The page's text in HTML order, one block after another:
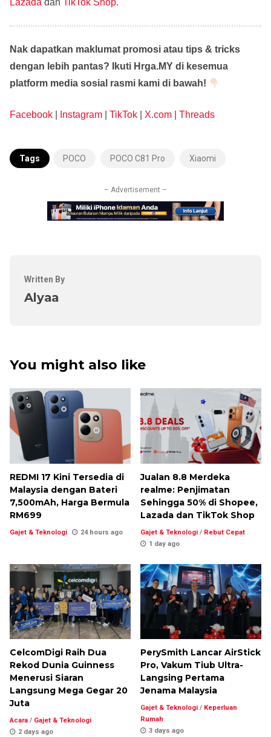
Lazada dan TikTok Shop.
Nak dapatkan maklumat promosi atau tips & tricks
dengan lebih pantas? Ikuti Hrga.MY di kesemua
platform media sosial rasmi kami di bawah!
Facebook Instagram TikTok X.com Threads
Tags POCO POCO C81 Pro Xiaomi
– Advertisement –
Written By
Alyaa
You might also like
REDMI 17 Kini Tersedia di
Malaysia dengan Bateri
7,500mAh, Harga Bermula
RM699
Gajet & Teknologi 24 hours ago
Jualan 8.8 Merdeka
realme: Penjimatan
Sehingga 50% di Shopee,
Lazada dan TikTok Shop
Gajet & Teknologi / Rebut Cepat
1 day ago
CelcomDigi Raih Dua
Rekod Dunia Guinness
Menerusi Siaran
Langsung Mega Gegar 20
Juta
Acara / Gajet & Teknologi
2 days ago
PerySmith Lancar AirStick
Pro, Vakum Tiub Ultra-
Langsing Pertama
Jenama Malaysia
Gajet & Teknologi / Keperluan
Rumah
3 days ago